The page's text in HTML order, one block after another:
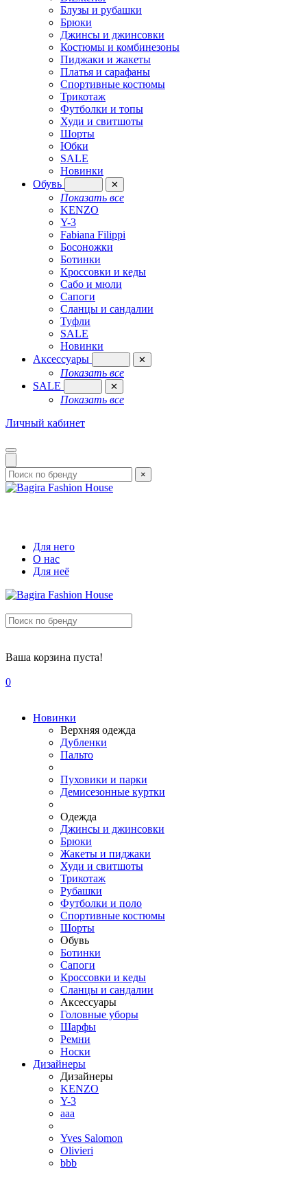
Блузы и рубашки
Брюки
Джинсы и джинсовки
Костюмы и комбинезоны
Пиджаки и жакеты
Платья и сарафаны
Спортивные костюмы
Трикотаж
Футболки и топы
Худи и свитшоты
Шорты
Юбки
SALE
Новинки
Обувь
✕
Показать все
KENZO
Y-3
Fabiana Filippi
Босоножки
Ботинки
Кроссовки и кеды
Сабо и мюли
Сапоги
Сланцы и сандалии
Туфли
SALE
Новинки
Аксессуары
✕
Показать все
SALE
✕
Показать все
Личный кабинет
×
Для него
О нас
Для неё
Ваша корзина пуста!
0
Новинки
Верхняя одежда
Дубленки
Пальто
Пуховики и парки
Демисезонные куртки
Одежда
Джинсы и джинсовки
Брюки
Жакеты и пиджаки
Худи и свитшоты
Трикотаж
Рубашки
Футболки и поло
Спортивные костюмы
Шорты
Обувь
Ботинки
Сапоги
Кроссовки и кеды
Сланцы и сандалии
Аксессуары
Головные уборы
Шарфы
Ремни
Носки
Дизайнеры
Дизайнеры
KENZO
Y-3
aaa
Yves Salomon
Olivieri
bbb